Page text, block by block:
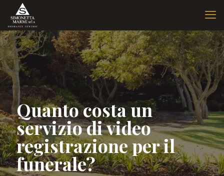
Quanto costa un
servizio di video
registrazione per il
funerale?